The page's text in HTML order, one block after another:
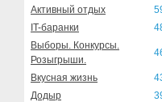
Активный отдых
IT-баранки
Выборы. Конкурсы.
Розыгрыши.
Вкусная жизнь
Додыр